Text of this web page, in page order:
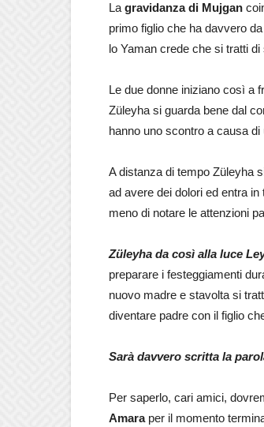
La gravidanza di Mujgan
primo figlio che ha davvero
lo Yaman crede che si tratti di
Le due donne iniziano così a
Züleyha si guarda bene dal
hanno uno scontro a causa
A distanza di tempo Züleyha
ad avere dei dolori ed entra
meno di notare le attenzioni
Züleyha da così alla luce
preparare i festeggiamenti
nuovo madre e stavolta si
diventare padre con il figlio
Sarà davvero scritta la
Per saperlo, cari amici,
Amaraper il momento